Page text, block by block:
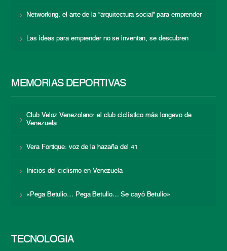
Networking: el arte de la “arquitectura social” para emprender
Las ideas para emprender no se inventan, se descubren
MEMORIAS DEPORTIVAS
Club Veloz Venezolano: el club ciclístico más longevo de
Venezuela
Vera Fortique: voz de la hazaña del 41
Inicios del ciclismo en Venezuela
«Pega Betulio… Pega Betulio… Se cayó Betulio»
TECNOLOGÍA